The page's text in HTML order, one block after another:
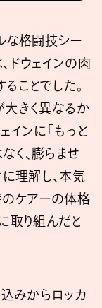
な格闘技シー
ドウェインの肉
ことでした。
大きく異なるか
インに「もっと
く、膨らませ
理解し、本気
のケアーの体格
取り組んだと
込みからロッカ